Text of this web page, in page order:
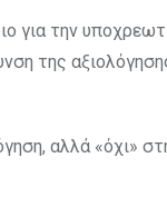
για την
της
αλλά «όχι»